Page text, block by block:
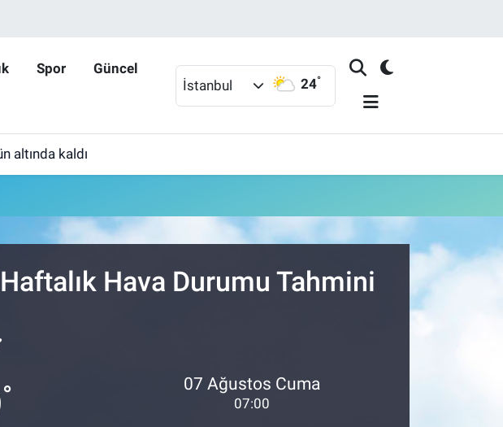
Spor Güncel
İstanbul 24°
altında kaldı
Hava Durumu Tahmini
° 07 Ağustos Cuma
07:00